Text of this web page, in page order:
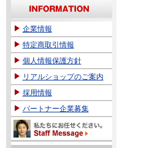
企業情報
特定商取引情報
個人情報保護方針
リアルショップのご案内
採用情報
パートナー企業募集